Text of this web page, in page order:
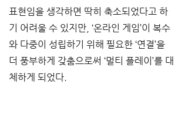
표현임을 생각하면 딱히 축소되었다고 하
기 어려울 수 있지만, ‘온라인 게임’이 복수
와 다중이 성립하기 위해 필요한 ‘연결’을
더 풍부하게 갖춤으로써 ‘멀티 플레이’를 대
체하게 되었다.